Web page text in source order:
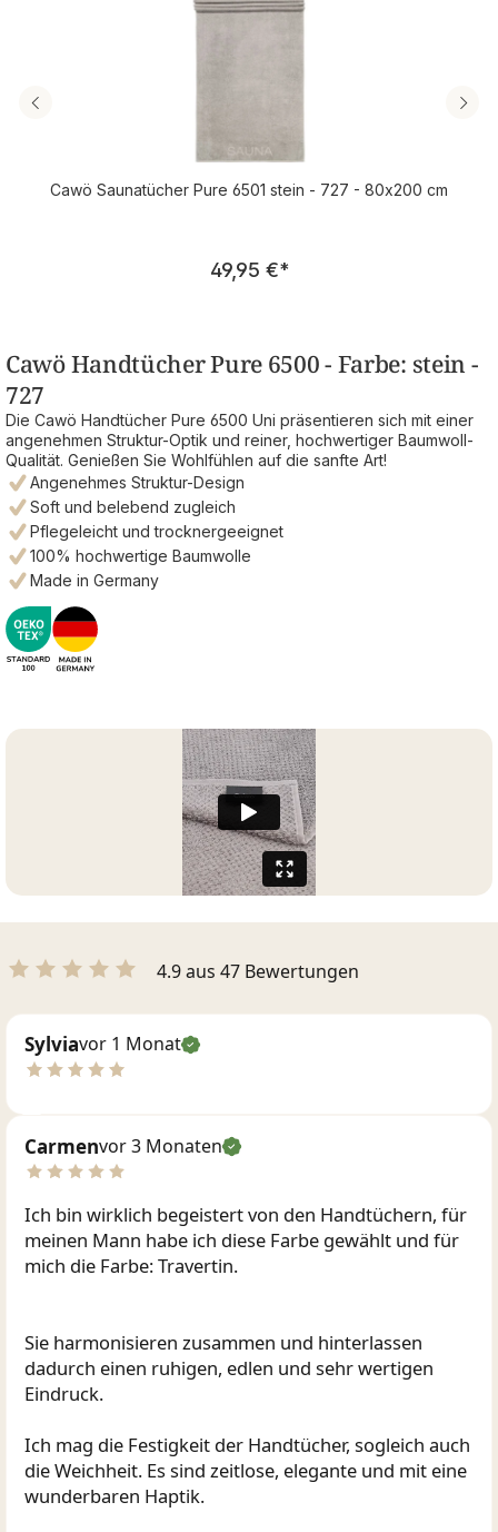
Cawö Saunatücher Pure 6501 stein - 727 - 80x200 cm
Regulärer Preis:
49,95 €*
Cawö Handtücher Pure 6500 - Farbe: stein -
727
Die Cawö Handtücher Pure 6500 Uni präsentieren sich mit einer
angenehmen Struktur-Optik und reiner, hochwertiger Baumwoll-
Qualität. Genießen Sie Wohlfühlen auf die sanfte Art!
Angenehmes Struktur-Design
Soft und belebend zugleich
Pflegeleicht und trocknergeeignet
100% hochwertige Baumwolle
Made in Germany
4.9 aus 47 Bewertungen
Sylviavor 1 Monat
Carmenvor 3 Monaten
Ich bin wirklich begeistert von den Handtüchern, für
meinen Mann habe ich diese Farbe gewählt und für
mich die Farbe: Travertin.
Sie harmonisieren zusammen und hinterlassen
dadurch einen ruhigen, edlen und sehr wertigen
Eindruck.
Ich mag die Festigkeit der Handtücher, sogleich auch
die Weichheit. Es sind zeitlose, elegante und mit eine
wunderbaren Haptik.